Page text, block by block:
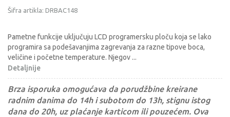
Šifra artikla: DRBAC148
Pametne funkcije uključuju LCD programersku ploču koja se lako
programira sa podešavanjima zagrevanja za razne tipove boca,
veličine i početne temperature. Njegov ...
Detaljnije
Brza isporuka omogućava da porudžbine kreirane
radnim danima do 14h i subotom do 13h, stignu istog
dana do 20h, uz plaćanje karticom ili pouzećem. Ova